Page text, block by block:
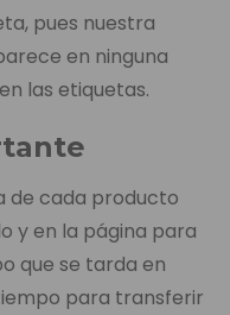
pues nuestra
en ninguna
las etiquetas.
de cada producto
y en la página para
que se tarda en
para transferir